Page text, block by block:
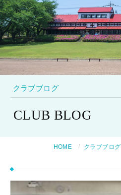
クラブブログ
CLUB BLOG
HOME クラブブログ